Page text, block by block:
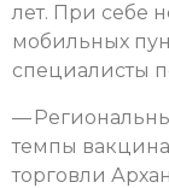
лет. При себе
мобильных
специалисты
—
темпы
торговли